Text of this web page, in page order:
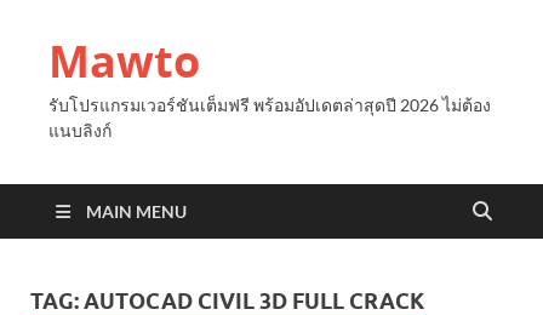
Mawto
รับโปรแกรมเวอร์ชันเต็มฟรี พร้อมอัปเดตล่าสุดปี 2026 ไม่ต้อง
แนบลิงก์
MAIN MENU
TAG:AUTOCAD CIVIL 3D FULL CRACK